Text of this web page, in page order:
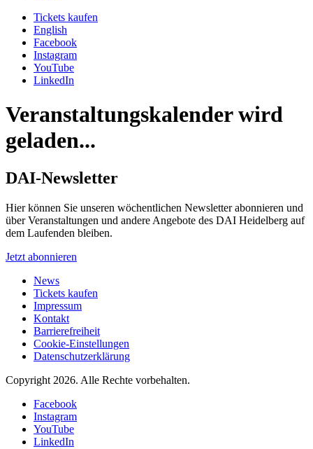
Tickets kaufen
English
Facebook
Instagram
YouTube
LinkedIn
Veranstaltungskalender wird
geladen...
DAI-Newsletter
Hier können Sie unseren wöchentlichen Newsletter abonnieren und
über Veranstaltungen und andere Angebote des DAI Heidelberg auf
dem Laufenden bleiben.
Jetzt abonnieren
News
Tickets kaufen
Impressum
Kontakt
Barrierefreiheit
Cookie-Einstellungen
Datenschutzerklärung
Copyright 2026. Alle Rechte vorbehalten.
Facebook
Instagram
YouTube
LinkedIn